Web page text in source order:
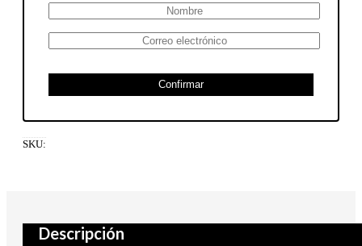
Confirmar
SKU:
Descripción